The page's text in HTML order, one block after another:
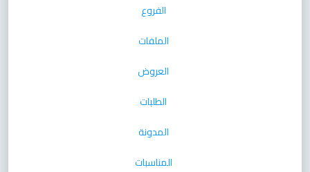
الفروع
الملفات
العروض
الطلبات
المدونة
المناسبات